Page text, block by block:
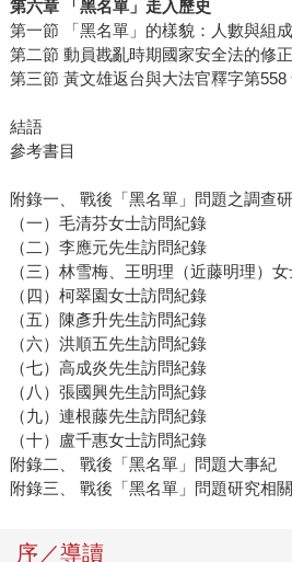
第六章 「黑名單」走入歷史
第一節 「黑名單」的樣貌：人數與組成
第二節 動員戡亂時期國家安全法的修正
第三節 黃文雄返台與大法官釋字第558
結語
參考書目
附錄一、 戰後「黑名單」問題之調查
（一）毛清芬女士訪問紀錄
（二）李應元先生訪問紀錄
（三）林雪梅、王明理（近藤明理）
（四）柯翠園女士訪問紀錄
（五）陳彥升先生訪問紀錄
（六）洪順五先生訪問紀錄
（七）高成炎先生訪問紀錄
（八）張國興先生訪問紀錄
（九）連根藤先生訪問紀錄
（十）盧千惠女士訪問紀錄
附錄二、 戰後「黑名單」問題大事紀
附錄三、 戰後「黑名單」問題研究相
序／導讀